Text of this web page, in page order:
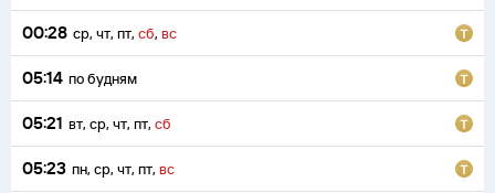
00:28 ср, чт, пт, сб, вс
05:14 по будням
05:21 вт, ср, чт, пт, сб
05:23 пн, ср, чт, пт, вс